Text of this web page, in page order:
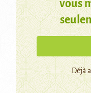
vous
Déjà